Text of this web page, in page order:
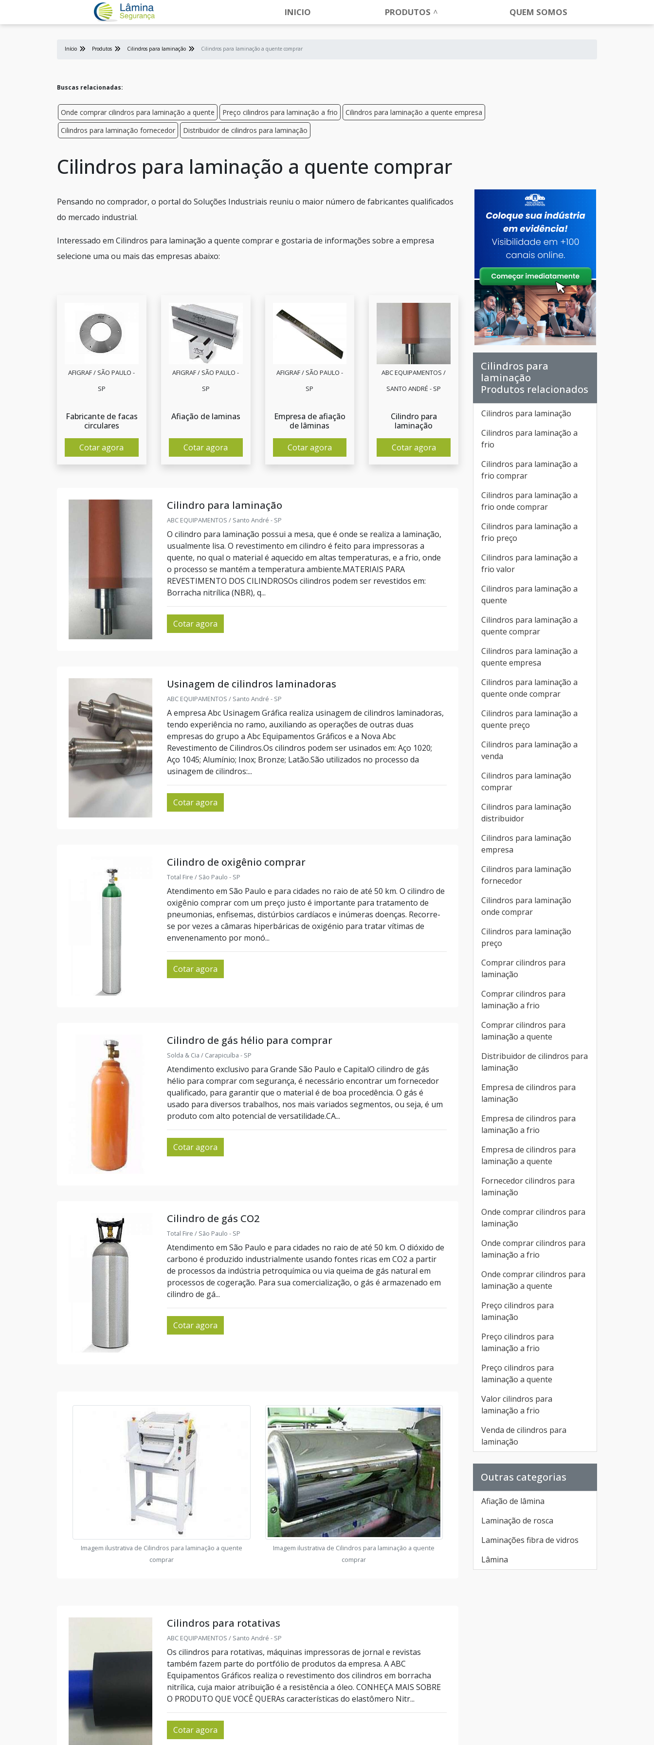
INICIO PRODUTOS QUEM SOMOS
Início Produtos Cilindros para laminação Cilindros para laminação a quente comprar
Buscas relacionadas:
Onde comprar cilindros para laminação a quente Preço cilindros para laminação a frio
Cilindros para laminação a quente empresa
Cilindros para laminação fornecedor
Distribuidor de cilindros para laminação
Cilindros para laminação a quente comprar
Pensando no comprador, o portal do Soluções Industriais reuniu o maior número de fabricantes qualificados
do mercado industrial.
Interessado em Cilindros para laminação a quente comprar e gostaria de informações sobre a empresa
selecione uma ou mais das empresas abaixo:
AFIGRAF / SÃO PAULO -
SP
Fabricante de facas
circulares
Cotar agora
AFIGRAF / SÃO PAULO -
SP
Afiação de laminas
Cotar agora
AFIGRAF / SÃO PAULO -
SP
Empresa de afiação
de lâminas
Cotar agora
ABC EQUIPAMENTOS /
SANTO ANDRÉ - SP
Cilindro para
laminação
Cotar agora
Cilindro para laminação
ABC EQUIPAMENTOS / Santo André - SP
O cilindro para laminação possui a mesa, que é onde se realiza a laminação,
usualmente lisa. O revestimento em cilindro é feito para impressoras a
quente, no qual o material é aquecido em altas temperaturas, e a frio, onde
o processo se mantém a temperatura ambiente.MATERIAIS PARA
REVESTIMENTO DOS CILINDROSOs cilindros podem ser revestidos em:
Borracha nitrílica (NBR), q...
Cotar agora
Usinagem de cilindros laminadoras
ABC EQUIPAMENTOS / Santo André - SP
A empresa Abc Usinagem Gráfica realiza usinagem de cilindros laminadoras,
tendo experiência no ramo, auxiliando as operações de outras duas
empresas do grupo a Abc Equipamentos Gráficos e a Nova Abc
Revestimento de Cilindros.Os cilindros podem ser usinados em: Aço 1020;
Aço 1045; Alumínio; Inox; Bronze; Latão.São utilizados no processo da
usinagem de cilindros:...
Cotar agora
Cilindro de oxigênio comprar
Total Fire / São Paulo - SP
Atendimento em São Paulo e para cidades no raio de até 50 km. O cilindro de
oxigênio comprar com um preço justo é importante para tratamento de
pneumonias, enfisemas, distúrbios cardíacos e inúmeras doenças. Recorre-
se por vezes a câmaras hiperbáricas de oxigénio para tratar vítimas de
envenenamento por monó...
Cotar agora
Cilindro de gás hélio para comprar
Solda & Cia / Carapicuíba - SP
Atendimento exclusivo para Grande São Paulo e CapitalO cilindro de gás
hélio para comprar com segurança, é necessário encontrar um fornecedor
qualificado, para garantir que o material é de boa procedência. O gás é
usado para diversos trabalhos, nos mais variados segmentos, ou seja, é um
produto com alto potencial de versatilidade.CA...
Cotar agora
Cilindro de gás CO2
Total Fire / São Paulo - SP
Atendimento em São Paulo e para cidades no raio de até 50 km. O dióxido de
carbono é produzido industrialmente usando fontes ricas em CO2 a partir
de processos da indústria petroquímica ou via queima de gás natural em
processos de cogeração. Para sua comercialização, o gás é armazenado em
cilindro de gá...
Cotar agora
Imagem ilustrativa de Cilindros para laminação a quente
comprar
Imagem ilustrativa de Cilindros para laminação a quente
comprar
Cilindros para rotativas
ABC EQUIPAMENTOS / Santo André - SP
Os cilindros para rotativas, máquinas impressoras de jornal e revistas
também fazem parte do portfólio de produtos da empresa. A ABC
Equipamentos Gráficos realiza o revestimento dos cilindros em borracha
nitrílica, cuja maior atribuição é a resistência a óleo. CONHEÇA MAIS SOBRE
O PRODUTO QUE VOCÊ QUERAs características do elastômero Nitr...
Cotar agora
Cilindros para
laminação
Produtos relacionados
Cilindros para laminação
Cilindros para laminação a
frio
Cilindros para laminação a
frio comprar
Cilindros para laminação a
frio onde comprar
Cilindros para laminação a
frio preço
Cilindros para laminação a
frio valor
Cilindros para laminação a
quente
Cilindros para laminação a
quente comprar
Cilindros para laminação a
quente empresa
Cilindros para laminação a
quente onde comprar
Cilindros para laminação a
quente preço
Cilindros para laminação a
venda
Cilindros para laminação
comprar
Cilindros para laminação
distribuidor
Cilindros para laminação
empresa
Cilindros para laminação
fornecedor
Cilindros para laminação
onde comprar
Cilindros para laminação
preço
Comprar cilindros para
laminação
Comprar cilindros para
laminação a frio
Comprar cilindros para
laminação a quente
Distribuidor de cilindros para
laminação
Empresa de cilindros para
laminação
Empresa de cilindros para
laminação a frio
Empresa de cilindros para
laminação a quente
Fornecedor cilindros para
laminação
Onde comprar cilindros para
laminação
Onde comprar cilindros para
laminação a frio
Onde comprar cilindros para
laminação a quente
Preço cilindros para
laminação
Preço cilindros para
laminação a frio
Preço cilindros para
laminação a quente
Valor cilindros para
laminação a frio
Venda de cilindros para
laminação
Outras categorias
Afiação de lâmina
Laminação de rosca
Laminações fibra de vidros
Lâmina